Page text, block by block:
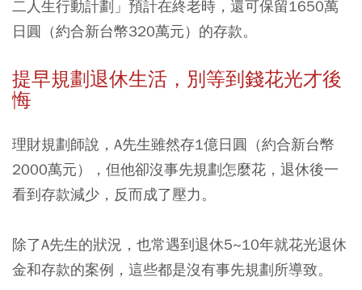
二人生行動計劃」預計在終老時，還可保留1650萬
日圓（約合新台幣320萬元）的存款。
提早規劃退休生活，別等到錢花光才後
悔
理財規劃師說，A先生雖然存1億日圓（約合新台幣
2000萬元），但他卻沒事先規劃怎麼花，退休後一
看到存款減少，反而成了壓力。​
除了A先生的狀況，也常遇到退休5~10年就花光退休
金和存款的案例，這些都是沒有事先規劃所導致。